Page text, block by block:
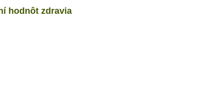
hodnôt zdravia